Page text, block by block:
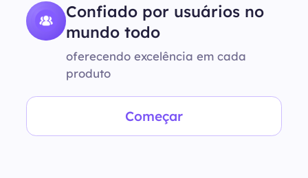
Confiado por usuários no
mundo todo
oferecendo excelência em cada
produto
Começar